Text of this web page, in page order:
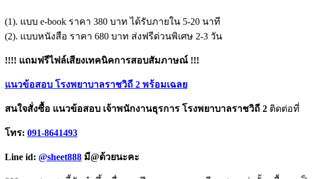
(1). แบบ e-book ราคา 380 บาท ได้รับภายใน 5-20 นาที
(2). แบบหนังสือ ราคา 680 บาท ส่งฟรีด่วนพิเศษ 2-3 วัน
!!!! แถมฟรีไฟล์เสียงเทคนิคการสอบสัมภาษณ์ !!!
แนวข้อสอบ โรงพยาบาลราชวิถี 2 พร้อมเฉลย
สนใจสั่งซื้อ แนวข้อสอบ เจ้าพนักงานธุรการ โรงพยาบาลราชวิถี 2 ติดต่อที่
โทร: 091-8641493
Line id: @sheet888 มี@ด้วยนะคะ